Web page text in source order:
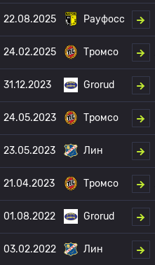
22.08.2025 Рауфосс
24.02.2025 Тромсо
31.12.2023 Grorud
24.05.2023 Тромсо
23.05.2023 Лин
21.04.2023 Тромсо
01.08.2022 Grorud
03.02.2022 Лин